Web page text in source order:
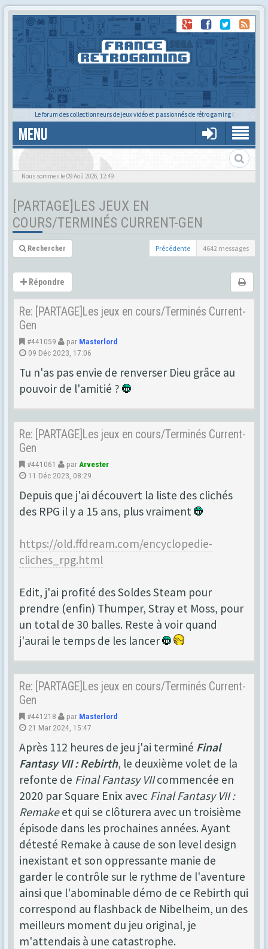
Le forum des collectionneurs de jeux vidéo et passionnés de rétro gaming !
MENU
Nous sommes le 09 Aoû 2026, 12:49
[PARTAGE]LES JEUX EN
COURS/TERMINÉS CURRENT-GEN
Précédente 4642 messages
Rechercher
Répondre
Re: [PARTAGE]Les jeux en cours/Terminés Current-
Gen
#441059 par Masterlord
09 Déc 2023, 17:06
Tu n'as pas envie de renverser Dieu grâce au
pouvoir de l'amitié ?
Re: [PARTAGE]Les jeux en cours/Terminés Current-
Gen
#441061 par Arvester
11 Déc 2023, 08:29
Depuis que j'ai découvert la liste des clichés
des RPG il y a 15 ans, plus vraiment
https://old.ffdream.com/encyclopedie-
cliches_rpg.html
Edit, j'ai profité des Soldes Steam pour
prendre (enfin) Thumper, Stray et Moss, pour
un total de 30 balles. Reste à voir quand
j'aurai le temps de les lancer
Re: [PARTAGE]Les jeux en cours/Terminés Current-
Gen
#441218 par Masterlord
21 Mar 2024, 15:47
Après 112 heures de jeu j'ai terminé Final
Fantasy VII : Rebirth, le deuxième volet de la
refonte de Final Fantasy VIIcommencée en
2020 par Square Enix avec Final Fantasy VII :
Remakeet qui se clôturera avec un troisième
épisode dans les prochaines années. Ayant
détesté Remake à cause de son level design
inexistant et son oppressante manie de
garder le contrôle sur le rythme de l'aventure
ainsi que l'abominable démo de ce Rebirth qui
correspond au flashback de Nibelheim, un des
meilleurs moment du jeu original, je
m'attendais à une catastrophe.